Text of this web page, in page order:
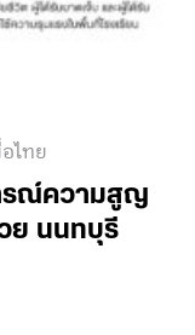
ไทย
รณ์ความสูญ
ย นนทบุรี